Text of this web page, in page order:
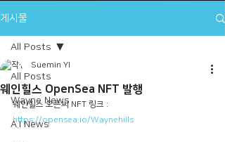
게시물
All Posts
Wayne News
A.I News
All Posts
웨인힐스 OpenSea NFT 발행
Suemin YI
웨인힐스 오픈씨 NFT 링크 :
https://opensea.io/Waynehills